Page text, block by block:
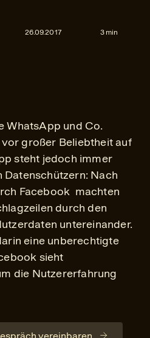
26.09.2017 3 min
WhatsApp und Co.
großer Beliebtheit auf
steht jedoch immer
Nach
Facebook machten
durch den
untereinander.
eine unberechtigte
sieht
die Nutzererfahrung